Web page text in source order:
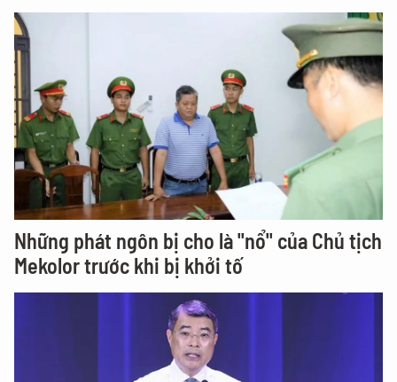
Những phát ngôn bị cho là "nổ" của Chủ tịch
Mekolor trước khi bị khởi tố